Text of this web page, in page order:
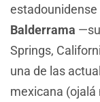
Balderrama
Springs,
una de las
mexicana (ojalá